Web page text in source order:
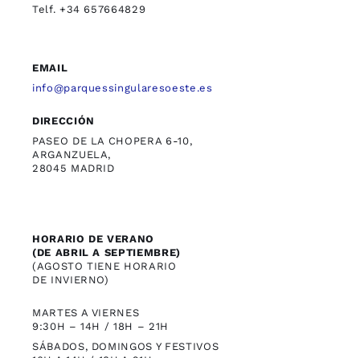
Telf. +34 657664829
EMAIL
info@parquessingularesoeste.es
DIRECCIÓN
PASEO DE LA CHOPERA 6-10,
ARGANZUELA,
28045 MADRID
HORARIO DE VERANO
(DE ABRIL A SEPTIEMBRE)
(AGOSTO TIENE HORARIO
DE INVIERNO)
MARTES A VIERNES
9:30H – 14H / 18H – 21H
SÁBADOS, DOMINGOS Y FESTIVOS